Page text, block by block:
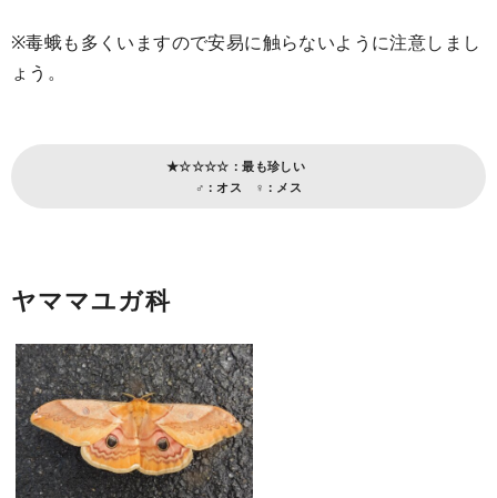
※毒蛾も多くいますので安易に触らないように注意しまし
ょう。
★☆☆☆☆：最も珍しい
♂：オス ♀：メス
ヤママユガ科